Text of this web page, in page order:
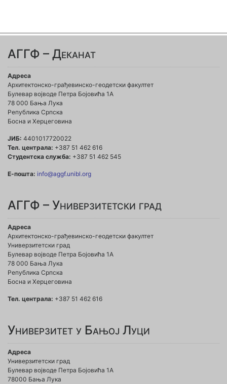
АГГФ – Деканат
Адреса
Архитектонско-грађевинско-геодетски факултет
Булевар војводе Петра Бојовића 1A
78 000 Бања Лука
Република Српска
Босна и Херцеговина
ЈИБ: 4401017720022
Тел. централа: +387 51 462 616
Студентска служба: +387 51 462 545
Е-пошта: info@aggf.unibl.org
АГГФ – Универзитетски град
Адреса
Архитектонско-грађевинско-геодетски факултет
Универзитетски град
Булевар војводе Петра Бојовића 1A
78 000 Бања Лука
Република Српска
Босна и Херцеговина
Тел. централа: +387 51 462 616
Универзитет у Бањој Луци
Адреса
Универзитетски град
Булевар војводе Петра Бојовића 1А
78000 Бања Лука